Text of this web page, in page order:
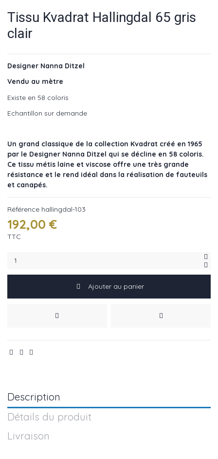
Tissu Kvadrat Hallingdal 65 gris
clair
Designer Nanna Ditzel
Vendu au mètre
Existe en 58 coloris
Echantillon sur demande
Un grand classique de la collection Kvadrat créé en 1965
par le Designer Nanna Ditzel qui se décline en 58 coloris.
Ce tissu métis laine et viscose offre une très grande
résistance et le rend idéal dans la réalisation de fauteuils
et canapés.
Référence hallingdal-103
192,00 €
TTC
Ajouter au panier
Description
Détails du produit
Livraison